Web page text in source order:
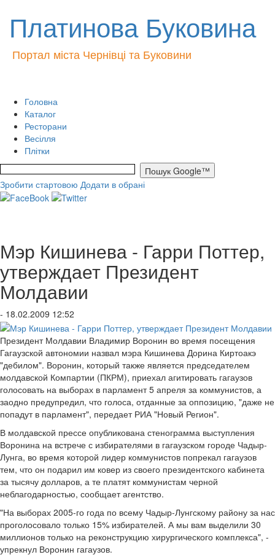
Платинова Буковина
Портал міста Чернівці та Буковини
Головна
Каталог
Ресторани
Весілля
Плітки
Зробити стартовою Додати в обрані
Мэр Кишинева - Гарри Поттер,
утверждает Президент
Молдавии
- 18.02.2009 12:52
Президент Молдавии Владимир Воронин во время посещения
Гагаузской автономии назвал мэра Кишинева Дорина Киртоакэ
"дебилом". Воронин, который также является председателем
молдавской Компартии (ПКРМ), приехал агитировать гагаузов
голосовать на выборах в парламент 5 апреля за коммунистов, а
заодно предупредил, что голоса, отданные за оппозицию, "даже не
попадут в парламент", передает РИА "Новый Регион".
В молдавской прессе опубликована стенограмма выступления
Воронина на встрече с избирателями в гагаузском городе Чадыр-
Лунга, во время которой лидер коммунистов попрекал гагаузов
тем, что он подарил им ковер из своего президентского кабинета
за тысячу долларов, а те платят коммунистам черной
неблагодарностью, сообщает агентство.
"На выборах 2005-го года по всему Чадыр-Лунгскому району за нас
проголосовало только 15% избирателей. А мы вам выделили 30
миллионов только на реконструкцию хирургического комплекса", -
упрекнул Воронин гагаузов.